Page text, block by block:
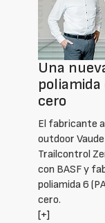
Una
cero
El fabricante
outdoor
Trailcontrol
con BASF y
poliamida 6
cero.
[+]